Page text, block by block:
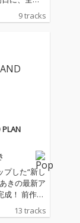
配信限定ア
C』をリ
バル SXS
に202
と2年連続
試み。20
外ライブ
現地の音楽
けて楽曲を
レンジ。Fra
、Olivia
英語での作
9 tracks
PLAN
プした“新し
きの最新ア
成！ 前作
のリリース
的な楽曲制
13 tracks